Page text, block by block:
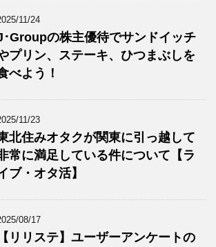
11/24
･Groupの株主優待でサンドイッチ
プリン、ステーキ、ひつまぶしを
べよう！
11/23
北住みオタクが関東に引っ越して
常に満足している件について【ラ
ブ・オタ活】
08/17
【リリステ】ユーザーアンケートの